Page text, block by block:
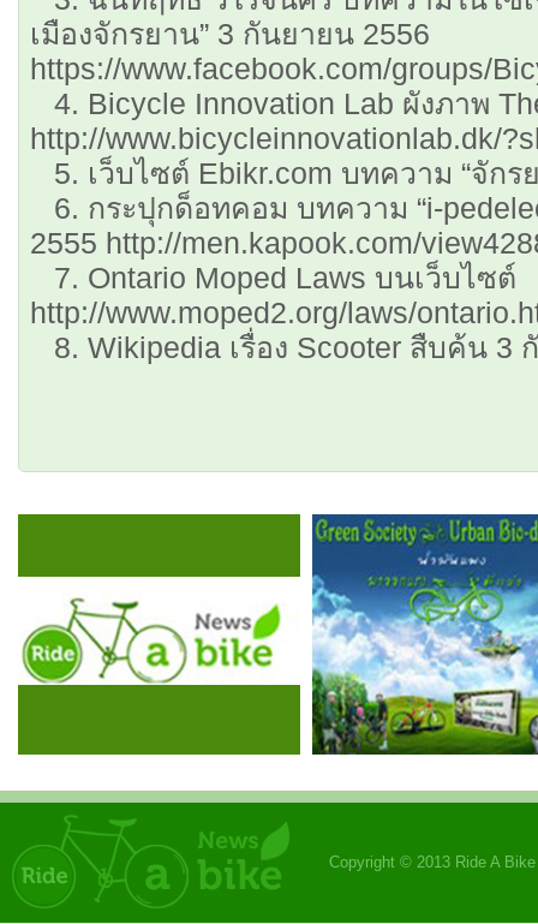
เมืองจักรยาน” 3 กันยายน 2556
https://www.facebook.com/groups/
4. Bicycle Innovation Lab ผังภาพ
http://www.bicycleinnovationlab.dk/
5. เว็บไซต์ Ebikr.com บทความ “จัก
6. กระปุกด็อทคอม บทความ “i-
2555 http://men.kapook.com/
7. Ontario Moped Laws บนเว็บไซต์
http://www.moped2.org/laws/
8. Wikipedia เรื่อง Scooter สืบค้น 3
Copyright © 2013 Ride A